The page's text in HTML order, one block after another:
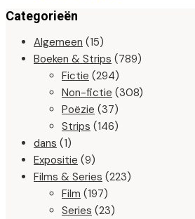
Categorieën
Algemeen (15)
Boeken & Strips (789)
Fictie (294)
Non-fictie (308)
Poëzie (37)
Strips (146)
dans (1)
Expositie (9)
Films & Series (223)
Film (197)
Series (23)